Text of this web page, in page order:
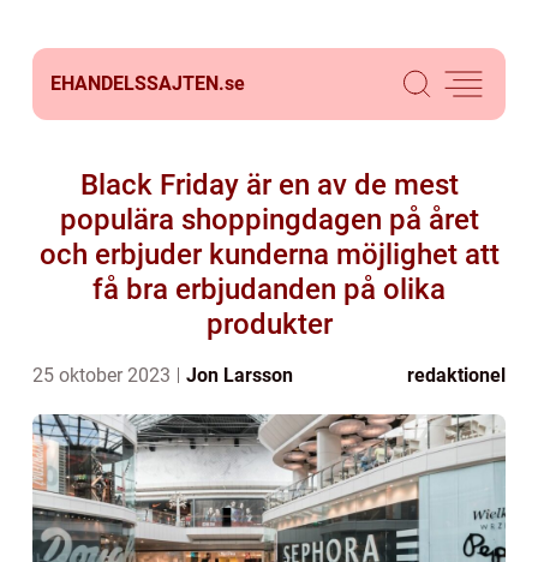
EHANDELSSAJTEN.se
Black Friday är en av de mest
populära shoppingdagen på året
och erbjuder kunderna möjlighet att
få bra erbjudanden på olika
produkter
25 oktober 2023 Jon Larsson redaktionel